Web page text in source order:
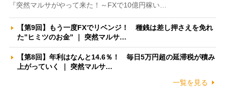
『突然マルサがやって来た！～FXで10億円稼い…
【第9回】もう一度FXでリベンジ！ 種銭は差し押さえを免れ
た”ヒミツのお金” ｜ 突然マルサ…
【第8回】年利はなんと14.6％！ 毎日5万円超の延滞税が積み
上がっていく ｜ 突然マルサ…
一覧を見る